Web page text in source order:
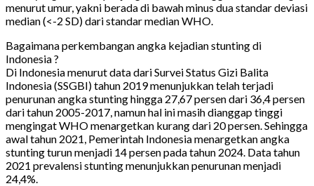
menurut umur, yakni berada di bawah minus dua standar deviasi
median (<-2 SD) dari standar median WHO.
Bagaimana perkembangan angka kejadian stunting di
Indonesia ?
Di Indonesia menurut data dari Survei Status Gizi Balita
Indonesia (SSGBI) tahun 2019 menunjukkan telah terjadi
penurunan angka stunting hingga 27,67 persen dari 36,4 persen
dari tahun 2005-2017, namun hal ini masih dianggap tinggi
mengingat WHO menargetkan kurang dari 20 persen. Sehingga
awal tahun 2021, Pemerintah Indonesia menargetkan angka
stunting turun menjadi 14 persen pada tahun 2024. Data tahun
2021 prevalensi stunting menunjukkan penurunan menjadi
24,4%.